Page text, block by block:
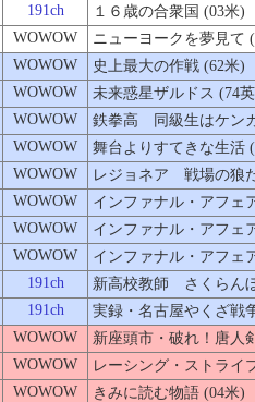
191ch １６歳の合衆国 (03米)
WOWOW ニューヨークを夢見て
WOWOW 史上最大の作戦 (62米)
WOWOW 未来惑星ザルドス (74
WOWOW 鉄拳高 同級生はケン
WOWOW 舞台よりすてきな生活
WOWOW レジョネア 戦場の狼
WOWOW インファナル・アフェ
WOWOW インファナル・アフ
WOWOW インファナル・アフ
191ch 新高校教師 さくらん
191ch 実録・名古屋やくざ
WOWOW 新座頭市・破れ！唐人
WOWOW レーシング・ストライ
WOWOW きみに読む物語 (04米)